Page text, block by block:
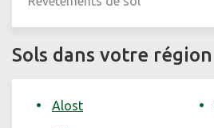
Sols dans votre région
Alost